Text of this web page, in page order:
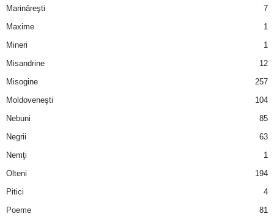
Marinăreşti
7
Maxime
1
Mineri
1
Misandrine
12
Misogine
257
Moldoveneşti
104
Nebuni
85
Negrii
63
Nemţi
1
Olteni
194
Pitici
4
Poeme
81